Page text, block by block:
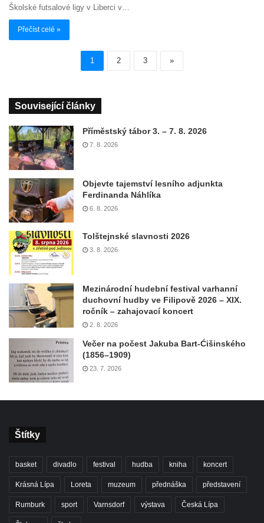
Školské futsalové ligy v Liberci v…
Přečíst celé »
1 2 3 »
Související články
Příměstský tábor 3. – 7. 8. 2026
7. 8. 2026
Objevte tajemství lesního adjunkta
Ferdinanda Náhlíka
6. 8. 2026
Tolštejnské slavnosti 2026
3. 8. 2026
Mezinárodní hudební festival varhanní
duchovní hudby ve Filipově 2026 – XIX.
ročník – zahajovací koncert
2. 8. 2026
Večer na počest Jakuba Bart-Ćišinského
(1856–1909)
23. 7. 2026
Štítky
basket divadlo festival hudba kniha koncert
Krásná Lípa Loreta muzeum přednáška představení
Rumburk sport Varnsdorf výstava Česká Lípa